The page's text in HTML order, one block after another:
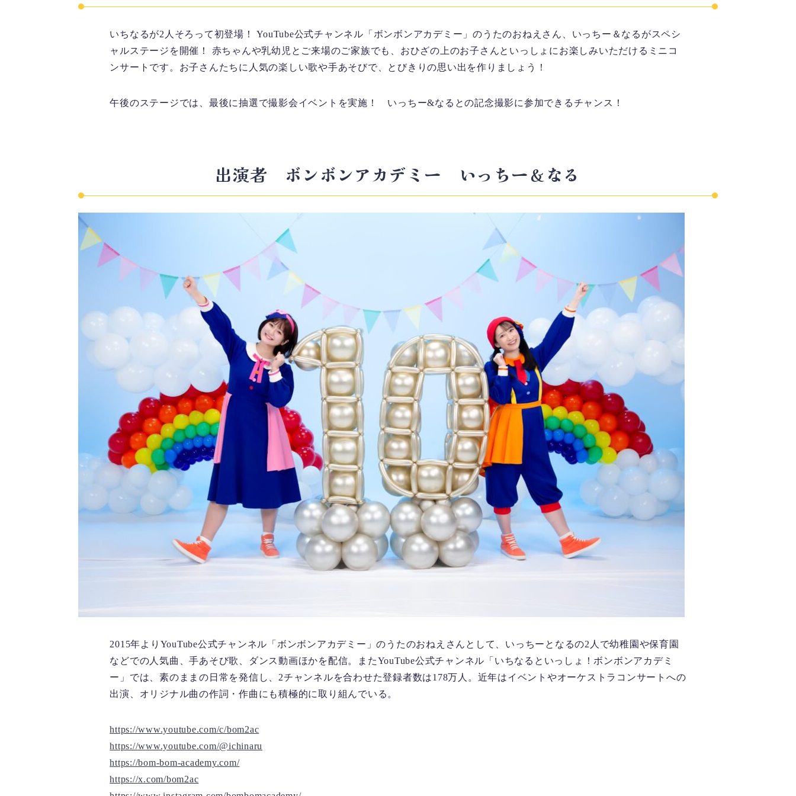
いちなるが2人そろって初登場！ YouTube公式チャンネル「ボンボンアカデミー」のうたのおねえさん、いっちー＆なるがスペシ
ャルステージを開催！ 赤ちゃんや乳幼児とご来場のご家族でも、おひざの上のお子さんといっしょにお楽しみいただけるミニコ
ンサートです。お子さんたちに人気の楽しい歌や手あそびで、とびきりの思い出を作りましょう！
午後のステージでは、最後に抽選で撮影会イベントを実施！ いっちー&なるとの記念撮影に参加できるチャンス！
出演者 ボンボンアカデミー いっちー＆なる
2015年よりYouTube公式チャンネル「ボンボンアカデミー」のうたのおねえさんとして、いっちーとなるの2人で幼稚園や保育園
などでの人気曲、手あそび歌、ダンス動画ほかを配信。またYouTube公式チャンネル「いちなるといっしょ！ボンボンアカデミ
ー」では、素のままの日常を発信し、2チャンネルを合わせた登録者数は178万人。近年はイベントやオーケストラコンサートへの
出演、オリジナル曲の作詞・作曲にも積極的に取り組んでいる。
https://www.youtube.com/c/bom2ac
https://www.youtube.com/@ichinaru
https://bom-bom-academy.com/
https://x.com/bom2ac